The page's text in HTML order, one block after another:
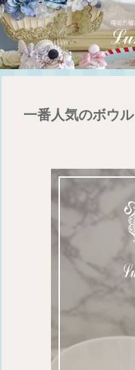
一番人気のボウル